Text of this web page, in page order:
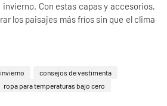
invierno. Con estas capas y accesorios,
los paisajes más fríos sin que el clima
consejos de vestimenta
ropa para temperaturas bajo cero